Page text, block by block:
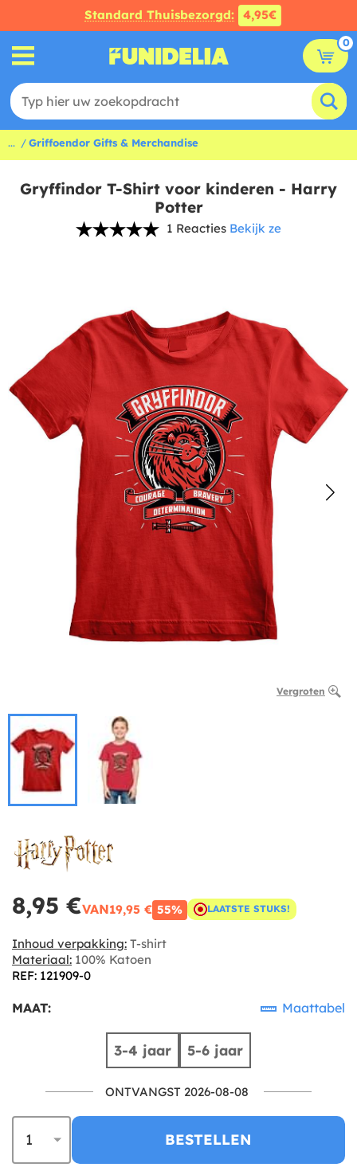
Standard Thuisbezorgd: 4,95€
0
... Griffoendor Gifts & Merchandise
Gryffindor T-Shirt voor kinderen - Harry
Potter
1 Reacties Bekijk ze
Vergroten
8,95 €VAN19,95 € 55% LAATSTE STUKS!
Inhoud verpakking: T-shirt
Materiaal: 100% Katoen
REF: 121909-0
MAAT: Maattabel
3-4 jaar 5-6 jaar
ONTVANGST 2026-08-08
BESTELLEN